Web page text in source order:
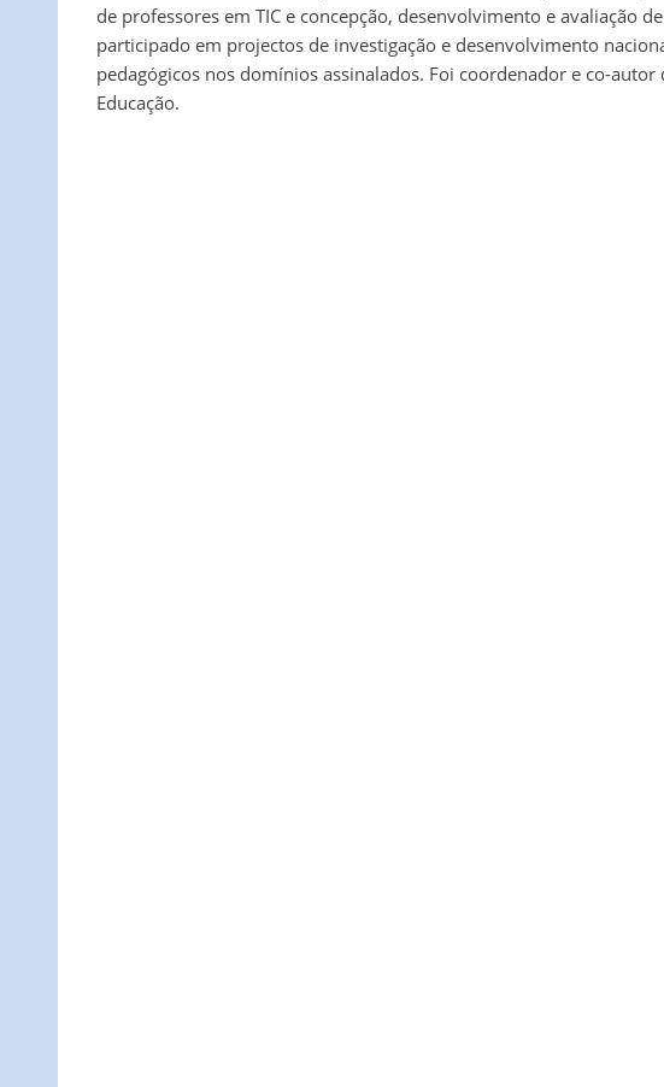
de professores em TIC e concepção, desenvolvimento e avaliação
participado em projectos de investigação e desenvolvimento
pedagógicos nos domínios assinalados. Foi coordenador e co-
Educação.